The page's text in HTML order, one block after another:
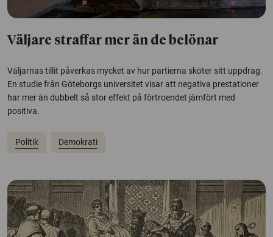
Väljare straffar mer än de belönar
Väljarnas tillit påverkas mycket av hur partierna sköter sitt uppdrag.
En studie från Göteborgs universitet visar att negativa prestationer
har mer än dubbelt så stor effekt på förtroendet jämfört med
positiva.
Politik Demokrati